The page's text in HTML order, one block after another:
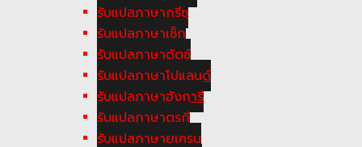
รับแปลภาษากรีซ
รับแปลภาษาเช็ก
รับแปลภาษาดัตซ์
รับแปลภาษาโปแลนด์
รับแปลภาษาฮังการี
รับแปลภาษาตูรกี
รับแปลภาษายูเครน